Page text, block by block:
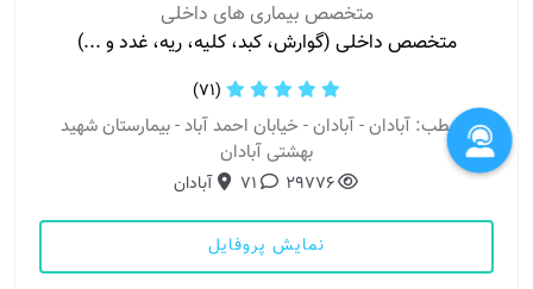
متخصص بیماری های داخلی
متخصص داخلی (گوارش، کبد، کلیه، ریه، غدد و ...)
(71)
مطب: آبادان - آبادان - خیابان احمد آباد - بیمارستان شهید
بهشتی آبادان
29776
71 آبادان
نمایش پروفایل